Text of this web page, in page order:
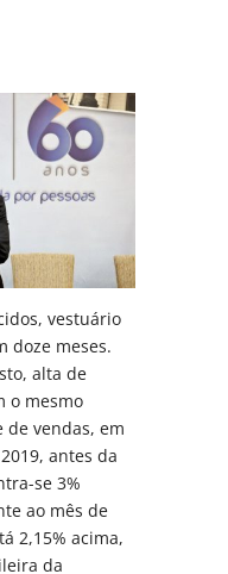
vestuário
doze meses.
alta de
o mesmo
de vendas, em
antes da
se 3%
ao mês de
2,15% acima,
da